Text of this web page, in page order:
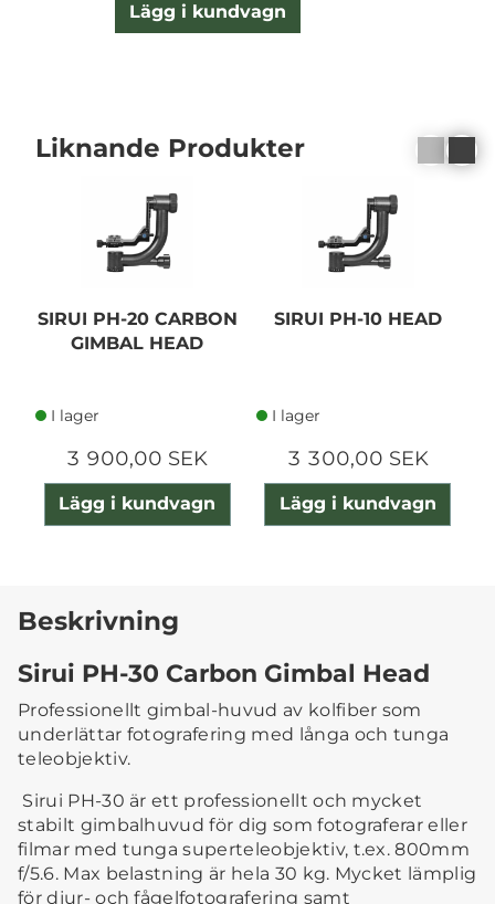
Lägg i kundvagn
Liknande Produkter
SIRUI PH-20 CARBON
GIMBAL HEAD
I lager
3 900,00 SEK
Lägg i kundvagn
SIRUI PH-10 HEAD
I lager
3 300,00 SEK
Lägg i kundvagn
Beskrivning
Sirui PH-30 Carbon Gimbal Head
Professionellt gimbal-huvud av kolfiber som
underlättar fotografering med långa och tunga
teleobjektiv.
Sirui PH-30 är ett professionellt och mycket
stabilt gimbalhuvud för dig som fotograferar eller
filmar med tunga superteleobjektiv, t.ex. 800mm
f/5.6. Max belastning är hela 30 kg. Mycket lämplig
för djur- och fågelfotografering samt